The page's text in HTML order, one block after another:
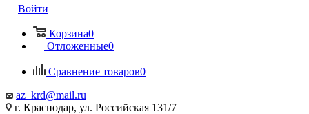
Войти
Корзина0
Отложенные0
Сравнение товаров0
az_krd@mail.ru
г. Краснодар, ул. Российская 131/7